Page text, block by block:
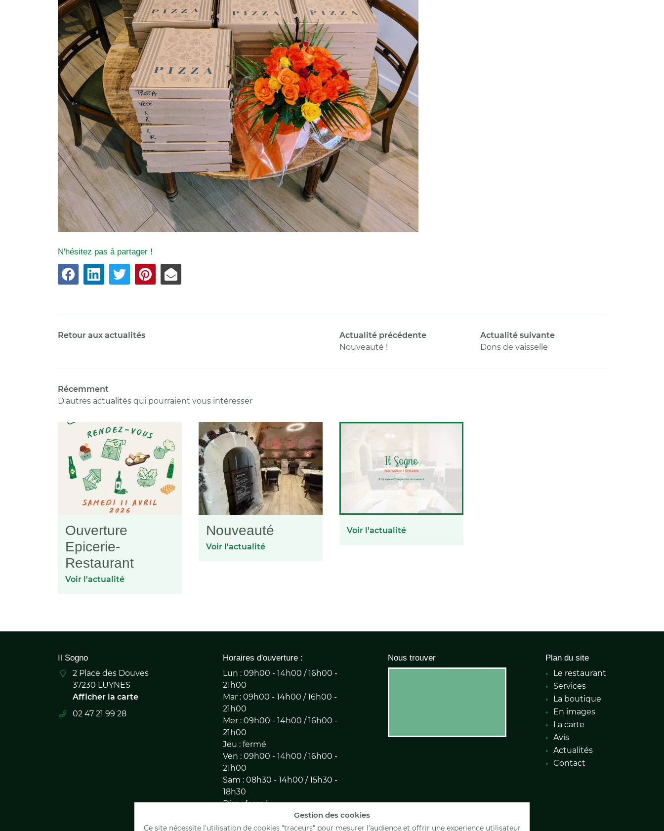
N'hésitez pas à partager !
Retour aux actualités
Actualité précédente
Nouveauté !
Actualité suivante
Dons de vaisselle
Récemment
D'autres actualités qui pourraient vous intéresser
Ouverture
Epicerie-
Restaurant
Voir l'actualité
Nouveauté
Voir l'actualité
Voir l'actualité
Il Sogno
2 Place des Douves
37230 LUYNES
Afficher la carte
02 47 21 99 28
Horaires d'ouverture :
Lun : 09h00 - 14h00 / 16h00 -
21h00
Mar : 09h00 - 14h00 / 16h00 -
21h00
Mer : 09h00 - 14h00 / 16h00 -
21h00
Jeu : fermé
Ven : 09h00 - 14h00 / 16h00 -
21h00
Sam : 08h30 - 14h00 / 15h30 -
18h30
Dim : fermé
Rejoignez-nous
Nous trouver Plan du site
Le restaurant
Services
La boutique
En images
La carte
Avis
Actualités
Contact
Gestion des cookies
Ce site nécessite l'utilisation de cookies "traceurs" pour mesurer l'audience et offrir une experience utilisateur